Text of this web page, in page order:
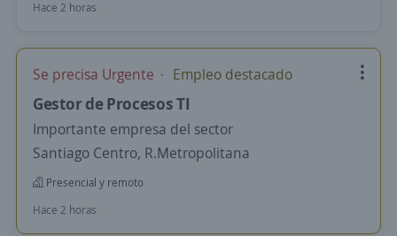
Hace 2 horas
Se precisa Urgente Empleo destacado
Gestor de Procesos TI
Importante empresa del sector
Santiago Centro, R.Metropolitana
Presencial y remoto
Hace 2 horas